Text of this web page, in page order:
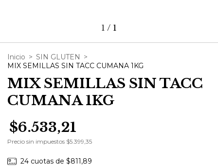
1 / 1
Inicio > SIN GLUTEN >
MIX SEMILLAS SIN TACC CUMANA 1KG
MIX SEMILLAS SIN TACC
CUMANA 1KG
$6.533,21
Precio sin impuestos $5.399,35
24 cuotas de $811,89